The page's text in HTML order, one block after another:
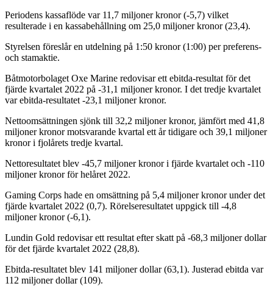
Periodens kassaflöde var 11,7 miljoner kronor (-5,7) vilket
resulterade i en kassabehållning om 25,0 miljoner kronor (23,4).
Styrelsen föreslår en utdelning på 1:50 kronor (1:00) per preferens-
och stamaktie.
Båtmotorbolaget Oxe Marine redovisar ett ebitda-resultat för det
fjärde kvartalet 2022 på -31,1 miljoner kronor. I det tredje kvartalet
var ebitda-resultatet -23,1 miljoner kronor.
Nettoomsättningen sjönk till 32,2 miljoner kronor, jämfört med 41,8
miljoner kronor motsvarande kvartal ett år tidigare och 39,1 miljoner
kronor i fjolårets tredje kvartal.
Nettoresultatet blev -45,7 miljoner kronor i fjärde kvartalet och -110
miljoner kronor för helåret 2022.
Gaming Corps hade en omsättning på 5,4 miljoner kronor under det
fjärde kvartalet 2022 (0,7). Rörelseresultatet uppgick till -4,8
miljoner kronor (-6,1).
Lundin Gold redovisar ett resultat efter skatt på -68,3 miljoner dollar
för det fjärde kvartalet 2022 (28,8).
Ebitda-resultatet blev 141 miljoner dollar (63,1). Justerad ebitda var
112 miljoner dollar (109).